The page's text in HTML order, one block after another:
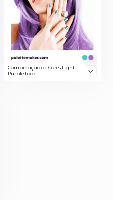
Combinação de Cores Light
Purple Look